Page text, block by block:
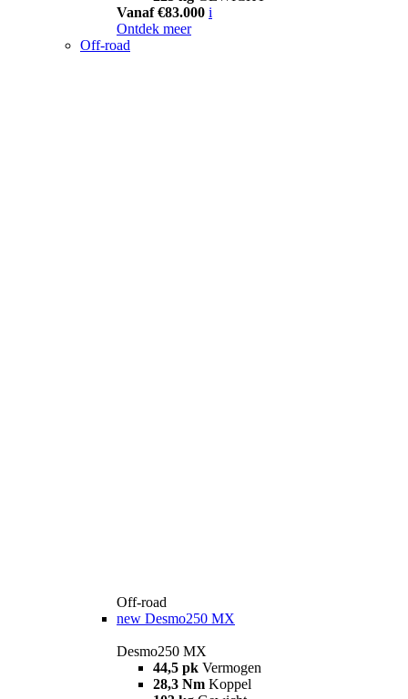
Vanaf €83.000 i
Ontdek meer
Off-road
Off-road
new Desmo250 MX
Desmo250 MX
44,5 pk Vermogen
28,3 Nm Koppel